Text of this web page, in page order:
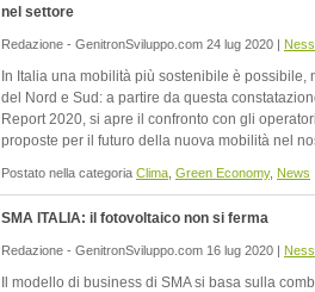
nel settore
Redazione - GenitronSviluppo.com 24 lug 2020 |
In Italia una mobilità più sostenibile è possibile,
del Nord e Sud: a partire da questa
Report 2020, si apre il confronto con gli
proposte per il futuro della nuova mobilità nel
Postato nella categoria Clima Green Economy, News
SMA ITALIA: il fotovoltaico non si ferma
Redazione - GenitronSviluppo.com 16 lug 2020 |
Il modello di business di SMA si basa sulla